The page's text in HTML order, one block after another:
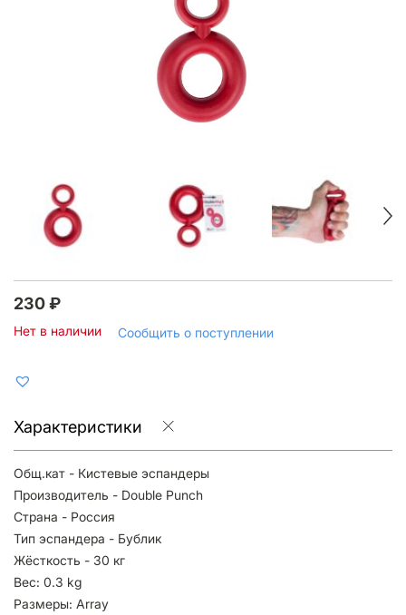
230₽
Нет в наличии Сообщить о поступлении
Характеристики
Общ.кат - Кистевые эспандеры
Производитель - Double Punch
Страна - Россия
Тип эспандера - Бублик
Жёсткость - 30 кг
Вес: 0.3 kg
Размеры: Array